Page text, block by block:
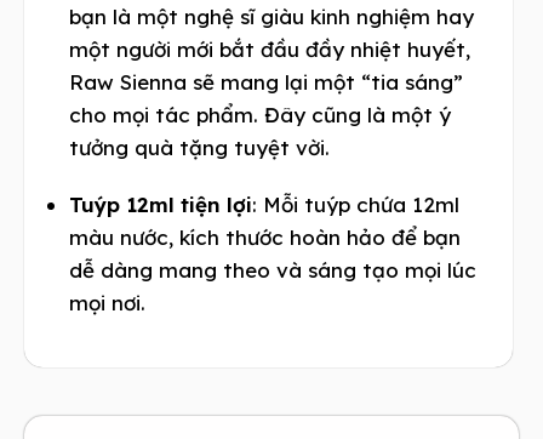
bạn là một nghệ sĩ giàu kinh nghiệm hay
một người mới bắt đầu đầy nhiệt huyết,
Raw Sienna sẽ mang lại một “tia sáng”
cho mọi tác phẩm. Đây cũng là một ý
tưởng quà tặng tuyệt vời.
Tuýp 12ml tiện lợi: Mỗi tuýp chứa 12ml
màu nước, kích thước hoàn hảo để bạn
dễ dàng mang theo và sáng tạo mọi lúc
mọi nơi.